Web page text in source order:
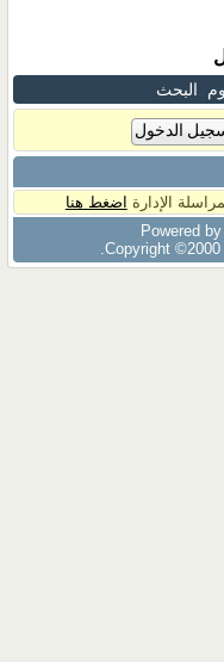
البحث
الإدارة اضغط هنا
Powered
Copyright ©2000